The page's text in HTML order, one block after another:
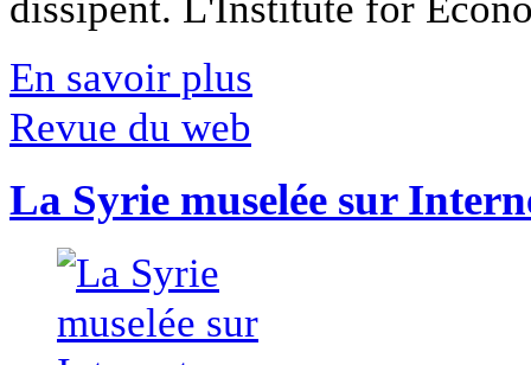
En savoir plus
Revue du web
La Syrie muselée sur